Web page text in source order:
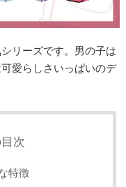
リーズです。男の子は
愛らしさいっぱいのデ
次
特徴